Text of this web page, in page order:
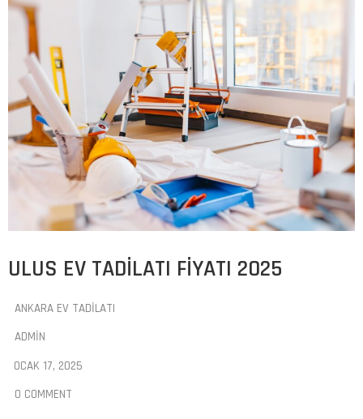
ULUS EV TADILATI FIYATI 2025
ANKARA EV TADILATI
ADMIN
OCAK 17, 2025
0 COMMENT